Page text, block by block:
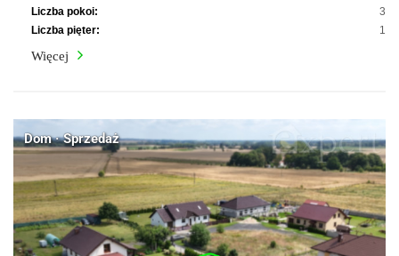
Liczba pokoi:
3
Liczba pięter:
1
Więcej
Dom · Sprzedaż